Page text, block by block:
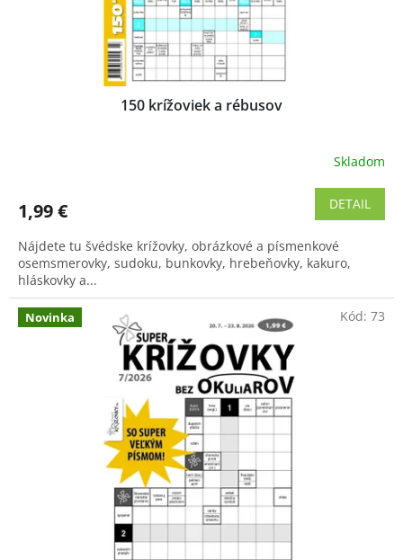
150 krížoviek a rébusov
je
z
5
hviezdičiek.
Skladom
1,99 € DETAIL
Nájdete tu švédske krížovky, obrázkové a písmenkové
osemsmerovky, sudoku, bunkovky, hrebeňovky, kakuro,
hláskovky a...
Novinka Kód: 73